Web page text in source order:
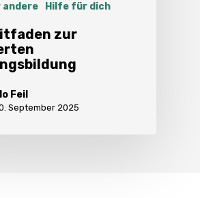
andere Hilfe für dich
zur
Feil
September 2025